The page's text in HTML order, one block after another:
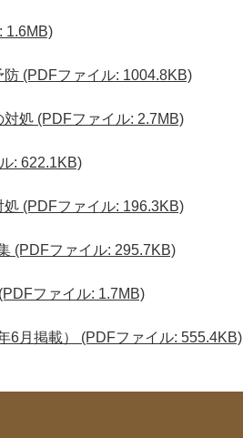
1.6MB)
防 (PDFファイル: 1004.8KB)
対処 (PDFファイル: 2.7MB)
: 622.1KB)
処 (PDFファイル: 196.3KB)
(PDFファイル: 295.7KB)
ファイル: 1.7MB)
6月掲載） (PDFファイル: 555.4KB)